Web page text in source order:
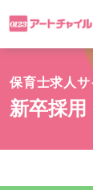
保育士求人サ
新卒採用